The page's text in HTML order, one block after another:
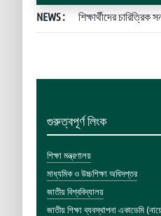
NEWS : শিক্ষার্থীদের
গুরুত্বপূর্ণ লিংক
শিক্ষা মন্ত্রণালয়
মাধ্যমিক ও উচ্চশিক্ষা অধিদপ্তর
জাতীয় বিশ্ববিদ্যালয়
জাতীয় শিক্ষা ব্যবস্থাপনা একাডেমি